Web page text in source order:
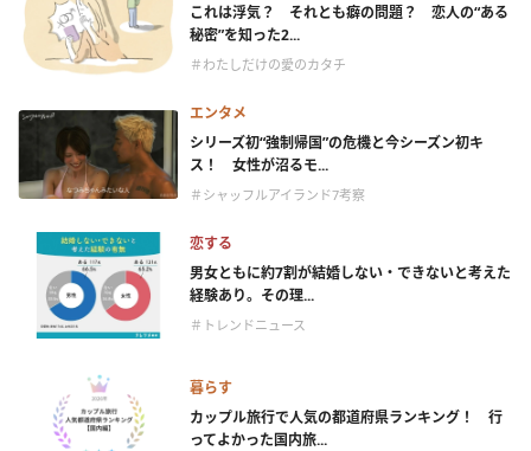
これは浮気？ それとも癖の問題？ 恋人の“ある
秘密”を知った2...
＃わたしだけの愛のカタチ
エンタメ
シリーズ初“強制帰国”の危機と今シーズン初キ
ス！ 女性が沼るモ...
＃シャッフルアイランド7考察
恋する
男女ともに約7割が結婚しない・できないと考えた
経験あり。その理...
＃トレンドニュース
暮らす
カップル旅行で人気の都道府県ランキング！ 行
ってよかった国内旅...